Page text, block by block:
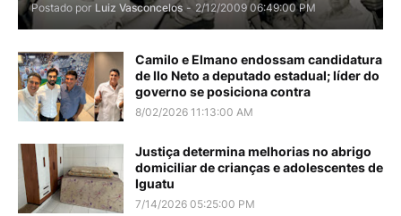
Postado por Luiz Vasconcelos - 2/12/2009 06:49:00 PM
Camilo e Elmano endossam candidatura
de Ilo Neto a deputado estadual; líder do
governo se posiciona contra
8/02/2026 11:13:00 AM
Justiça determina melhorias no abrigo
domiciliar de crianças e adolescentes de
Iguatu
7/14/2026 05:25:00 PM